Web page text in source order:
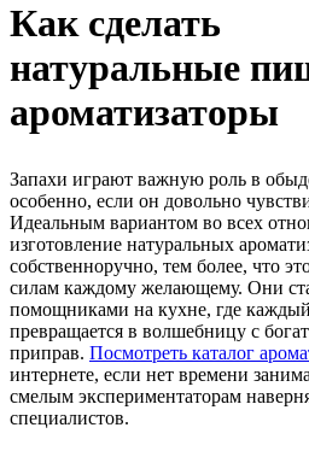
Как сделать
натуральные
ароматизаторы
Запахи играют важную роль в
особенно, если он довольно
Идеальным вариантом во всех
изготовление натуральных
собственноручно, тем более, что
силам каждому желающему. Они
помощниками на кухне, где каждый
превращается в волшебницу с
приправ. Посмотреть каталог
интернете, если нет времени
смелым экспериментаторам
специалистов.